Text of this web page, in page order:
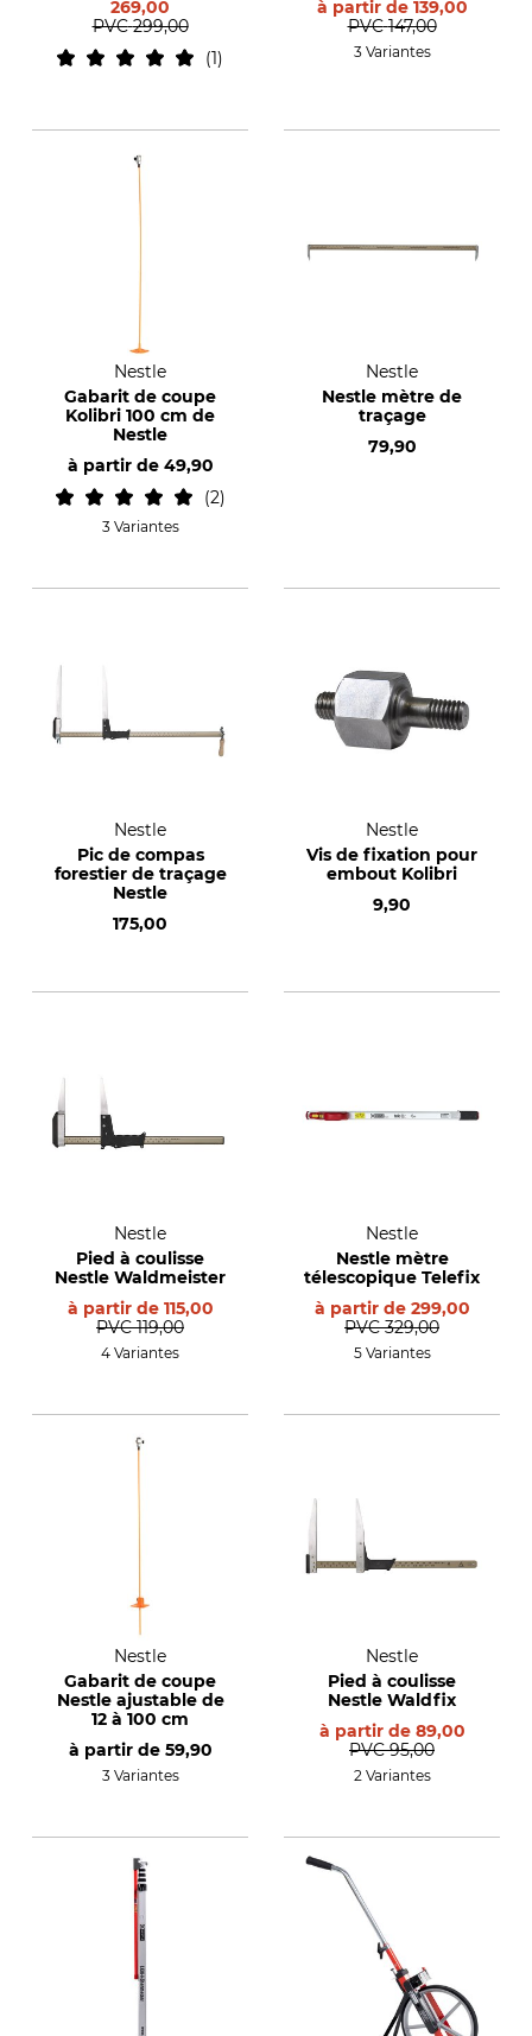
269,00
PVC 299,00
1
à partir de 139,00
PVC 147,00
3 Variantes
Nestle
Gabarit de coupe
Kolibri 100 cm de
Nestle
à partir de 49,90
2
3 Variantes
Nestle
Nestle mètre de
traçage
79,90
Nestle
Pic de compas
forestier de traçage
Nestle
175,00
Nestle
Vis de fixation pour
embout Kolibri
9,90
Nestle
Pied à coulisse
Nestle Waldmeister
à partir de 115,00
PVC 119,00
4 Variantes
Nestle
Nestle mètre
télescopique Telefix
à partir de 299,00
PVC 329,00
5 Variantes
Nestle
Gabarit de coupe
Nestle ajustable de
12 à 100 cm
à partir de 59,90
3 Variantes
Nestle
Pied à coulisse
Nestle Waldfix
à partir de 89,00
PVC 95,00
2 Variantes